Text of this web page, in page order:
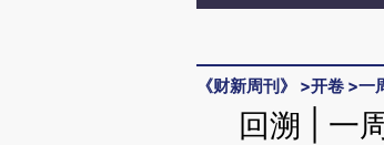
《财新周刊》 >开卷 >一
回溯 | 一